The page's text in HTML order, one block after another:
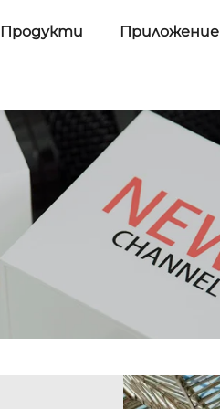
Продукти Приложение